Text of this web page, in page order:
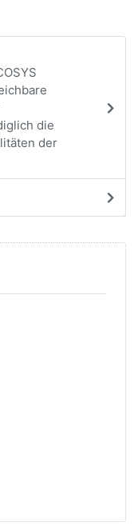
die
der